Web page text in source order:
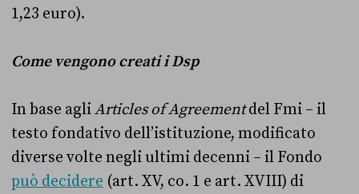
1,23 euro).
Come vengono creati i Dsp
In base agliArticles of Agreementdel Fmi – il
testo fondativo dell’istituzione, modificato
diverse volte negli ultimi decenni – il Fondo
può decidere (art. XV, co. 1 e art. XVIII) di